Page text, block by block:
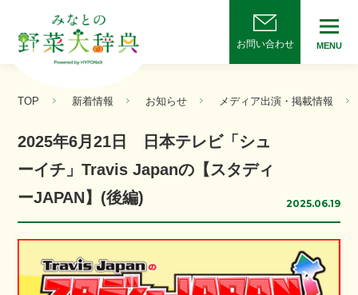
お問い合わせ MENU
TOP 新着情報 お知らせ メディア出演・掲載情報
2025年6月21日 日本テレビ「シュ
ーイチ」Travis Japanの【スタディ
ーJAPAN】(後編)
2025.06.19